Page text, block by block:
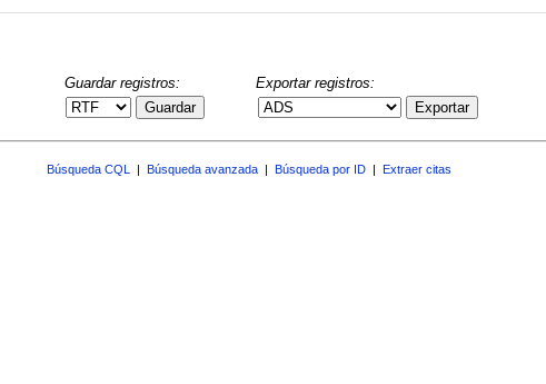
Guardar registros:
Guardar
Exportar registros:
Exportar
Búsqueda CQL Búsqueda avanzada Búsqueda por ID Extraer citas